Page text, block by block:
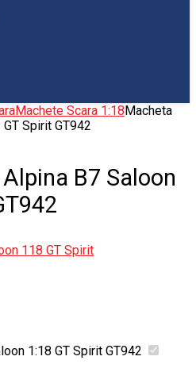
Machete Scara 1:18Macheta
Spirit GT942
B7 Saloon
1:18 GT Spirit GT942